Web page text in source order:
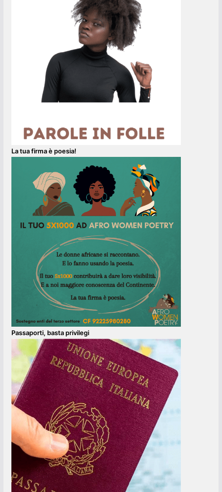
La tua firma è poesia!
Passaporti, basta privilegi